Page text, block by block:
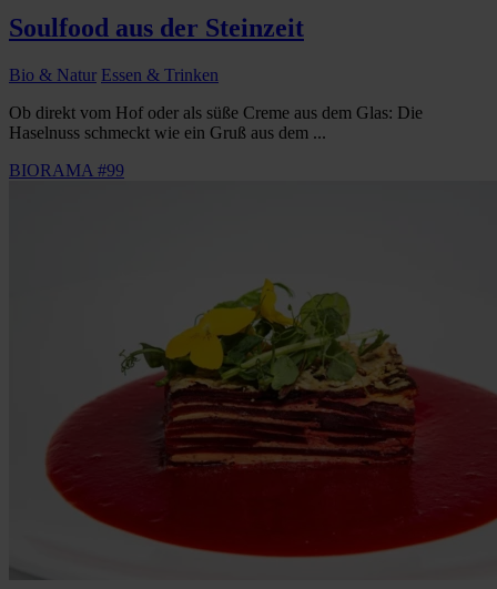
Soulfood aus der Steinzeit
Bio & Natur Essen & Trinken
Ob direkt vom Hof oder als süße Creme aus dem Glas: Die
Haselnuss schmeckt wie ein Gruß aus dem ...
BIORAMA #99